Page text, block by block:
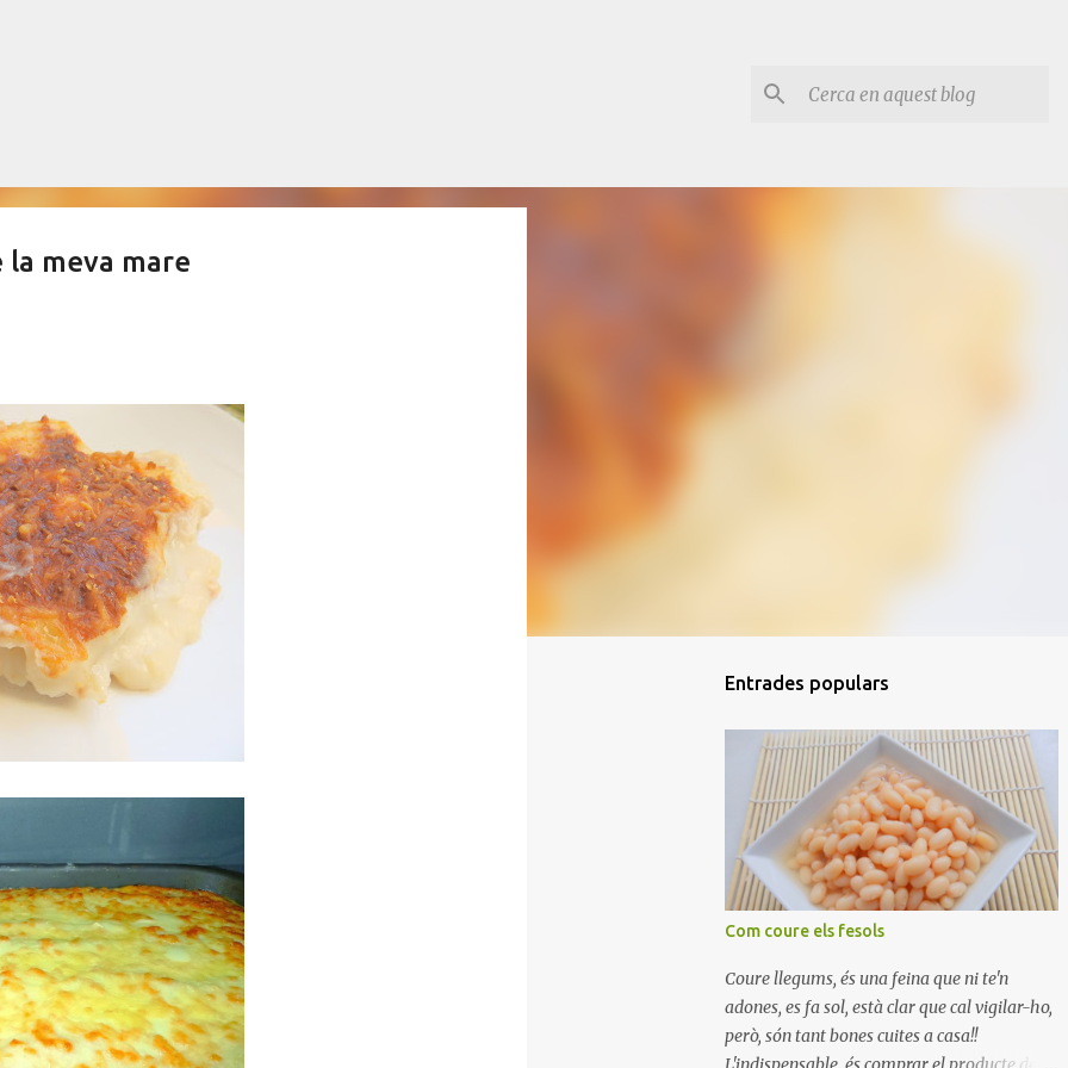
la meva mare
Entrades populars
Com coure els fesols
Coure llegums, és una feina que ni te'n
adones, es fa sol, està clar que cal vigilar-ho,
però, són tant bones cuites a casa!!